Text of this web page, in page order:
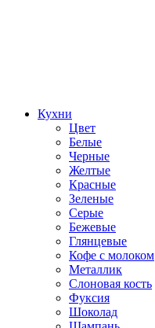
Кухни
Цвет
Белые
Черные
Желтые
Красные
Зеленые
Серые
Бежевые
Глянцевые
Кофе с молоком
Металлик
Слоновая кость
Фуксия
Шоколад